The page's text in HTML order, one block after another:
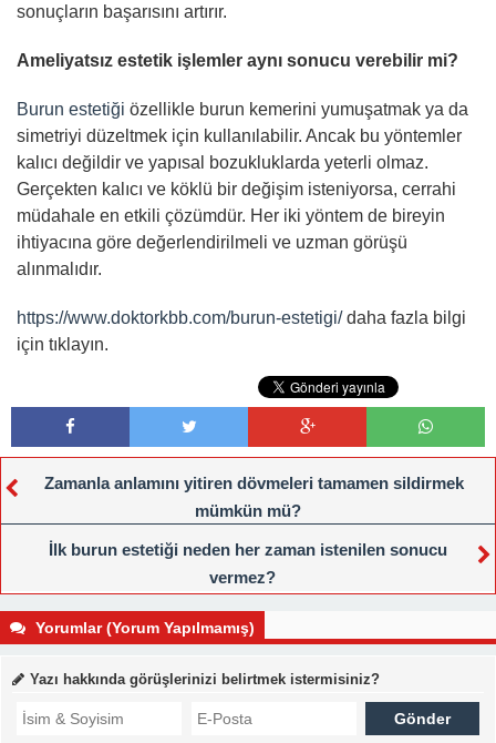
sonuçların başarısını artırır.
Ameliyatsız estetik işlemler aynı sonucu verebilir mi?
Burun estetiği özellikle burun kemerini yumuşatmak ya da
simetriyi düzeltmek için kullanılabilir. Ancak bu yöntemler
kalıcı değildir ve yapısal bozukluklarda yeterli olmaz.
Gerçekten kalıcı ve köklü bir değişim isteniyorsa, cerrahi
müdahale en etkili çözümdür. Her iki yöntem de bireyin
ihtiyacına göre değerlendirilmeli ve uzman görüşü
alınmalıdır.
https://www.doktorkbb.com/burun-estetigi/daha fazla bilgi
için tıklayın.
Zamanla anlamını yitiren dövmeleri tamamen sildirmek
mümkün mü?
İlk burun estetiği neden her zaman istenilen sonucu
vermez?
Yorumlar (Yorum Yapılmamış)
Yazı hakkında görüşlerinizi belirtmek istermisiniz?